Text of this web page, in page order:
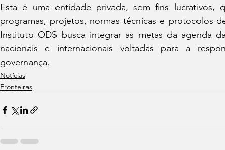
Esta é uma entidade privada, sem fins lucrativos,
programas, projetos, normas técnicas e protocolos
Instituto ODS busca integrar as metas da agenda
nacionais e internacionais voltadas para a
governança.
Notícias
Fronteiras